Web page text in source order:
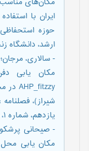
حوزه استحفاظی
ارشد، دانشگاه
مکان یابی
شیراز)،
یازدهم، شماره ۱، صص: ۱۰۹ -96
مکان یابی